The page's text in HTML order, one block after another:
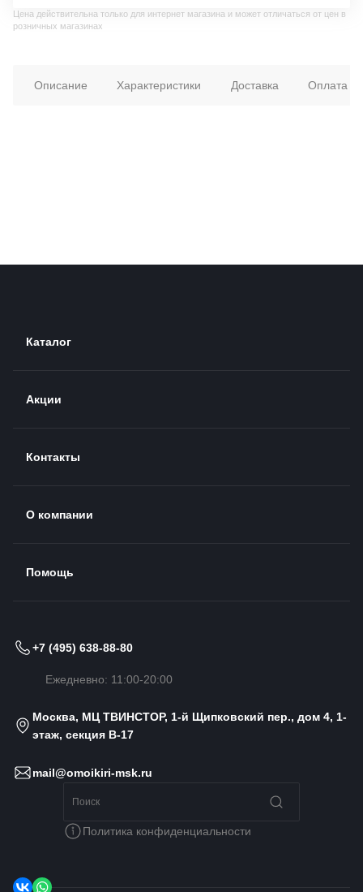
Цена действительна только для интернет магазина и может отличаться от цен в
розничных магазинах
Описание Характеристики Доставка Оплата
Каталог
Акции
Контакты
О компании
Помощь
+7 (495) 638-88-80
Ежедневно: 11:00-20:00
Москва, МЦ ТВИНСТОР, 1-й Щипковский пер., дом 4, 1-
этаж, секция B-17
mail@omoikiri-msk.ru
Политика конфиденциальности